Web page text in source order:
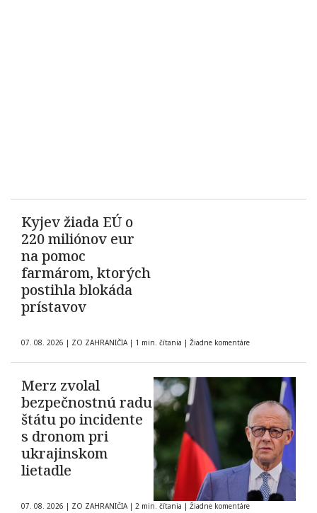
Kyjev žiada EÚ o
220 miliónov eur
na pomoc
farmárom, ktorých
postihla blokáda
prístavov
07. 08. 2026 | ZO ZAHRANIČIA | 1 min. čítania | Žiadne komentáre
Merz zvolal
bezpečnostnú radu
štátu po incidente
s dronom pri
ukrajinskom
lietadle
07. 08. 2026 | ZO ZAHRANIČIA | 2 min. čítania | Žiadne komentáre